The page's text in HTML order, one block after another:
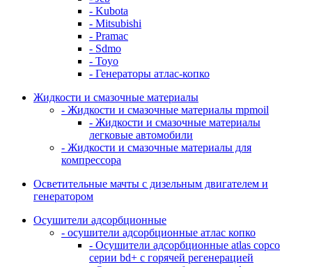
- Kubota
- Mitsubishi
- Pramac
- Sdmo
- Toyo
- Генераторы атлас-копко
Жидкости и смазочные материалы
- Жидкости и смазочные материалы mpmoil
- Жидкости и смазочные материалы
легковые автомобили
- Жидкости и смазочные материалы для
компрессора
Осветительные мачты с дизельным двигателем и
генератором
Осушители адсорбционные
- осушители адсорбционные атлас копко
- Осушители адсорбционные atlas copco
серии bd+ с горячей регенерацией